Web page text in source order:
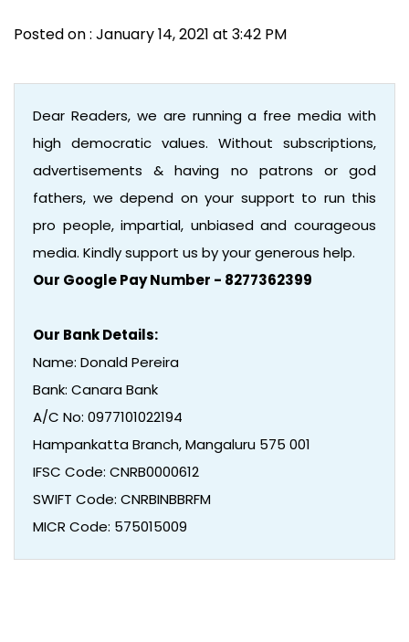
Posted on : January 14, 2021 at 3:42 PM
Dear Readers, we are running a free media with
high democratic values. Without subscriptions,
advertisements & having no patrons or god
fathers, we depend on your support to run this
pro people, impartial, unbiased and courageous
media. Kindly support us by your generous help.
Our Google Pay Number - 8277362399
Our Bank Details:
Name: Donald Pereira
Bank: Canara Bank
A/C No: 0977101022194
Hampankatta Branch, Mangaluru 575 001
IFSC Code: CNRB0000612
SWIFT Code: CNRBINBBRFM
MICR Code: 575015009